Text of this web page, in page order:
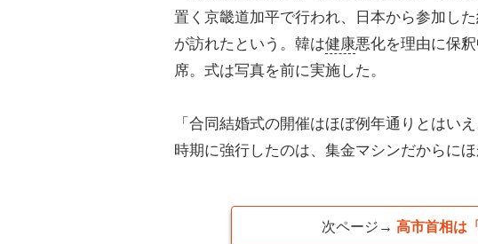
置く京畿道加平で行われ、日本から参加し
が訪れたという。韓は健康悪化を理由に保
席。式は写真を前に実施した。
「合同結婚式の開催はほぼ例年通りとはい
時期に強行したのは、集金マシンだからに
次ページ→高市首相は